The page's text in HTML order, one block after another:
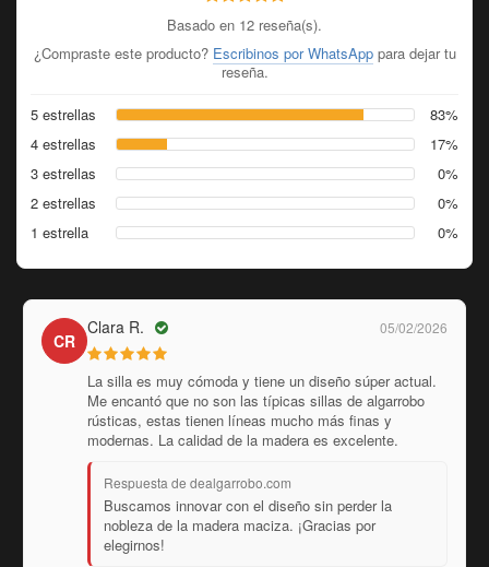
Basado en 12 reseña(s).
¿Compraste este producto? Escribinos por WhatsApppara dejar tu
reseña.
5 estrellas
83%
4 estrellas
17%
3 estrellas
0%
2 estrellas
0%
1 estrella
0%
JB
Julieta B. 20/01/2026
Hicimos el pedido desde Martínez y la atención de los
dueños fue impecable. Nos asesoraron en todo
momento sobre el tiempo de entrega y el flete. El
producto llegó perfecto, muy bien protegido.
Respuesta de dealgarrobo.com
Gracias por confiar en nosotros desde Martínez.
Nos esforzamos por dar un acompañamiento
cercano en cada compra online.